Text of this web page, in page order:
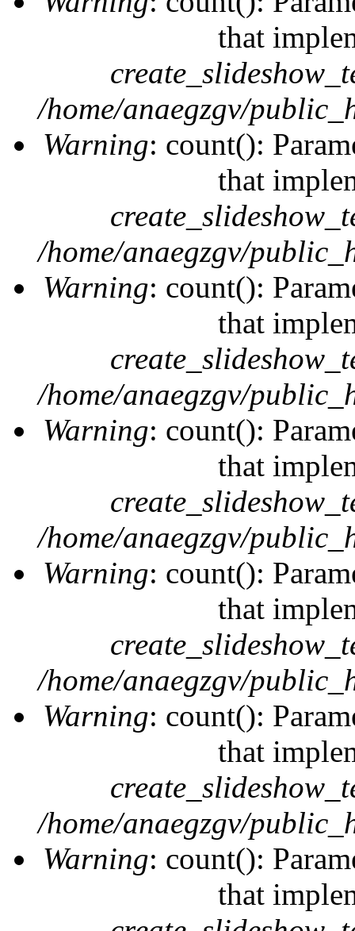
that
/home/anaegzgv/
Warning: count():
that
/home/anaegzgv/
Warning: count():
that
/home/anaegzgv/
Warning: count():
that
/home/anaegzgv/
Warning: count():
that
/home/anaegzgv/
Warning: count():
that
/home/anaegzgv/
Warning: count():
that